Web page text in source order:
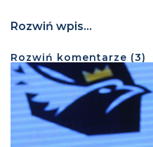
Rozwiń wpis...
Rozwiń komentarze (3)